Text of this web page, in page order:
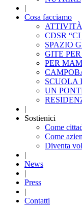
|
Cosa facciamo
CDSR
SPAZIO
GITE
PER
SCUOLA
UN
|
Sostienici
Come
Come
Diventa
|
News
|
Press
|
Contatti